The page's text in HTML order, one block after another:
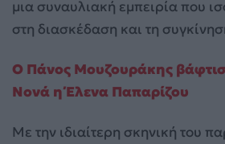
μια συναυλιακή εμπειρία που
στη διασκέδαση και τη
Ο Πάνος Μουζουράκης
Νονά η Έλενα Παπαρίζου
Με την ιδιαίτερη σκηνική του